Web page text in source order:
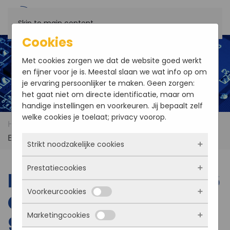
Skip to main content
Home Products
EVOC COM-1819 TYPE6 COM
EXPRESS i7-9850HL/i7-9850HE/i3-9100HL
EVOC COM-1819 TYPE6
COM EXPRESS i7-
Cookies
Met cookies zorgen we dat de website goed werkt
en fijner voor je is. Meestal slaan we wat info op om
je ervaring persoonlijker te maken. Geen zorgen:
het gaat niet om directe identificatie, maar om
handige instellingen en voorkeuren. Jij bepaalt zelf
welke cookies je toelaat; privacy voorop.
Strikt noodzakelijke cookies
Deze cookies zorgen ervoor dat de website
überhaupt werkt. Ze zijn dus altijd actief en
kunnen niet worden uitgezet. Meestal worden
ze alleen geplaatst als jij iets doet, zoals
inloggen, een formulier invullen of je
Prestatiecookies
Met deze cookies zien we hoe vaak onze site
bezocht wordt, waar bezoekers vandaan
komen en welke pagina’s populair zijn. Zo
Voorkeurcookies
Deze cookies onthouden jouw voorkeuren.
Marketingcookies